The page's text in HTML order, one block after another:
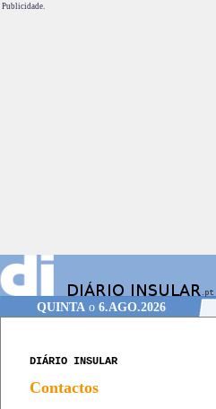
Publicidade.
QUINTAo 6.AGO.2026
DIÁRIO INSULAR
Contactos